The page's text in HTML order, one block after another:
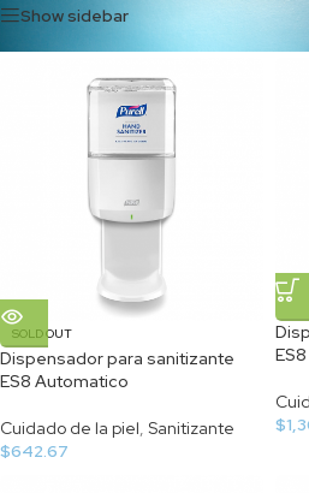
Show sidebar
SOLD OUT
Dispensador para sanitizante
ES8 Automatico
Cuidado de la piel, Sanitizante
$642.67
$